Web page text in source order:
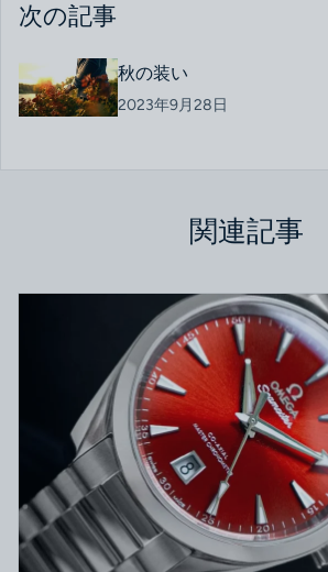
次の記事
秋の装い
2023年9月28日
関連記事